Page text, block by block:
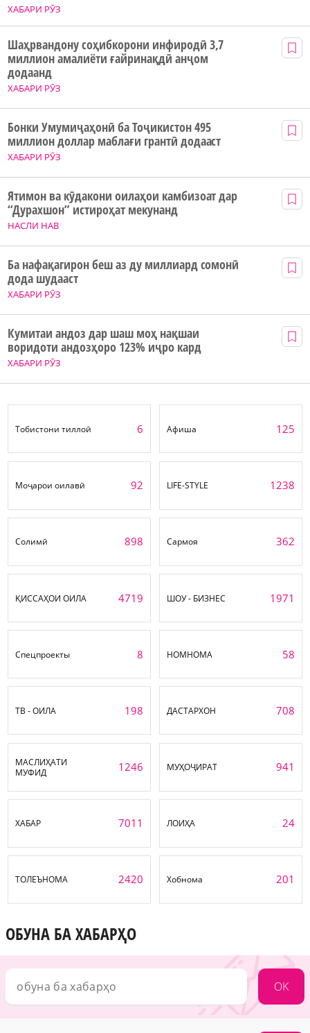
ХАБАРИ РӮЗ
ХАБАРИ РӮЗ
Шаҳрвандону соҳибкорони инфиродӣ 3,7
миллион амалиёти ғайринақдӣ анҷом
додаанд
ХАБАРИ РӮЗ
Бонки Умумиҷаҳонӣ ба Тоҷикистон 495
миллион доллар маблағи грантӣ додааст
НАСЛИ НАВ
Ятимон ва кӯдакони оилаҳои камбизоат дар
“Дурахшон” истироҳат мекунанд
ХАБАРИ РӮЗ
Ба нафақагирон беш аз ду миллиард сомонӣ
дода шудааст
ХАБАРИ РӮЗ
Кумитаи андоз дар шаш моҳ нақшаи
воридоти андозҳоро 123% иҷро кард
Тобистони тиллоӣ 6 Афиша 125
Моҷарои оилавӣ 92 LIFE-STYLE 1238
Солимӣ 898 Сармоя 362
ҚИССАҲОИ ОИЛА 4719 ШОУ - БИЗНЕС 1971
Спецпроекты 8 НОМНОМА 58
ТВ - ОИЛА 198 ДАСТАРХОН 708
МАСЛИҲАТИ
МУФИД
1246 МУҲОҶИРАТ 941
ХАБАР 7011 ЛОИҲА 24
ТОЛЕЪНОМА 2420 Хобнома 201
ОБУНА БА ХАБАРҲО
OK